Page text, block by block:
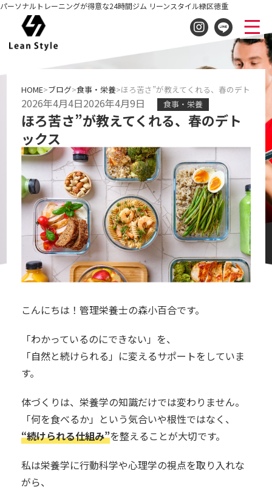
パーソナルトレーニングが得意な24時間ジム リーンスタイル緑区徳重
HOME ブログ 食事・栄養 ほろ苦さ”が教えてくれる、春のデトック
2026年4月4日2026年4月9日 食事・栄養
ほろ苦さ”が教えてくれる、春のデト
ックス
こんにちは！管理栄養士の森小百合です。
「わかっているのにできない」を、
「自然と続けられる」に変えるサポートをしていま
す。
体づくりは、栄養学の知識だけでは変わりません。
「何を食べるか」という気合いや根性ではなく、
“続けられる仕組み”を整えることが大切です。
私は栄養学に行動科学や心理学の視点を取り入れな
がら、